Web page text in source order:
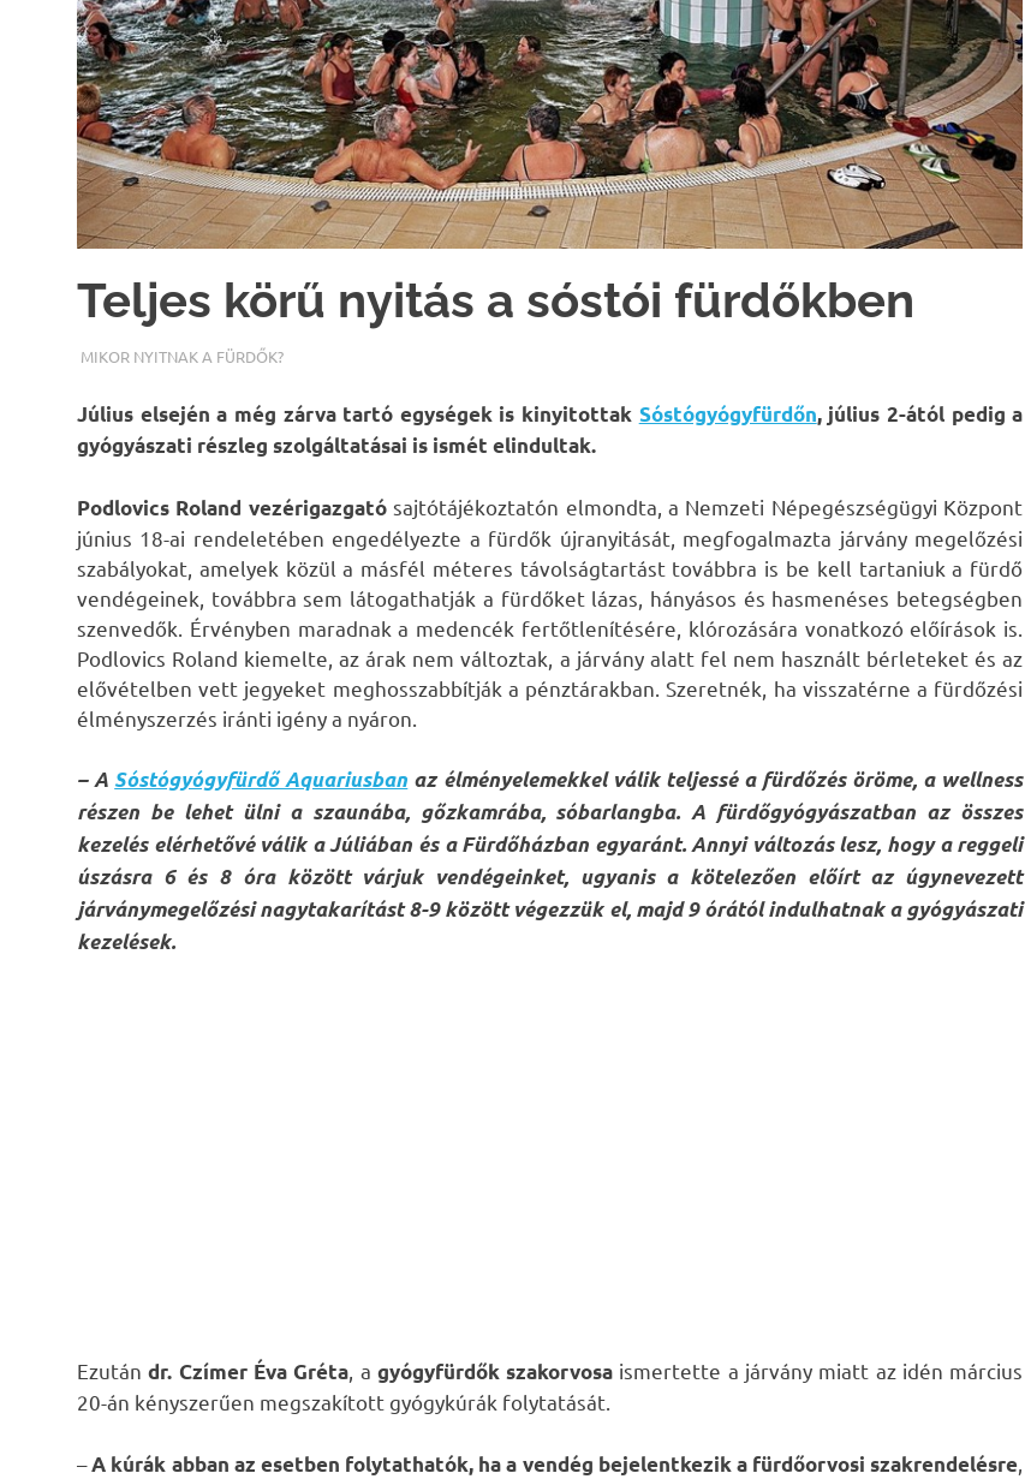
Teljes körű nyitás a sóstói fürdőkben
TERMALFURDOK.COM
MIKOR NYITNAK A FÜRDŐK?
Július elsején a még zárva tartó egységek is kinyitottak Sóstógyógyfürdőn, július 2-ától pedig a
gyógyászati részleg szolgáltatásai is ismét elindultak.
Podlovics Roland vezérigazgatósajtótájékoztatón elmondta, a Nemzeti Népegészségügyi Központ
június 18-ai rendeletében engedélyezte a fürdők újranyitását, megfogalmazta járvány megelőzési
szabályokat, amelyek közül a másfél méteres távolságtartást továbbra is be kell tartaniuk a fürdő
vendégeinek, továbbra sem látogathatják a fürdőket lázas, hányásos és hasmenéses betegségben
szenvedők. Érvényben maradnak a medencék fertőtlenítésére, klórozására vonatkozó előírások is.
Podlovics Roland kiemelte, az árak nem változtak, a járvány alatt fel nem használt bérleteket és az
elővételben vett jegyeket meghosszabbítják a pénztárakban. Szeretnék, ha visszatérne a fürdőzési
élményszerzés iránti igény a nyáron.
– A Sóstógyógyfürdő Aquariusban az élményelemekkel válik teljessé a fürdőzés öröme, a wellness
részen be lehet ülni a szaunába, gőzkamrába, sóbarlangba. A fürdőgyógyászatban az összes
kezelés elérhetővé válik a Júliában és a Fürdőházban egyaránt. Annyi változás lesz, hogy a reggeli
úszásra 6 és 8 óra között várjuk vendégeinket, ugyanis a kötelezően előírt az úgynevezett
járványmegelőzési nagytakarítást 8-9 között végezzük el, majd 9 órától indulhatnak a gyógyászati
kezelések.
Ezutándr. Czímer Éva Gréta, a gyógyfürdők szakorvosa ismertette a járvány miatt az idén március
20-án kényszerűen megszakított gyógykúrák folytatását.
–A kúrák abban az esetben folytathatók, ha a vendég bejelentkezik a fürdőorvosi szakrendelésre